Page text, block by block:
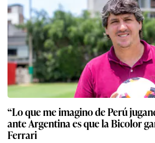
“Lo que me imagino de Perú
ante Argentina es que la Bicolor
Ferrari